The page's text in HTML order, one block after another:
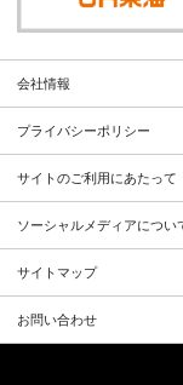
会社情報
プライバシーポリシー
サイトのご利用にあたって
ソーシャルメディアについ
サイトマップ
お問い合わせ